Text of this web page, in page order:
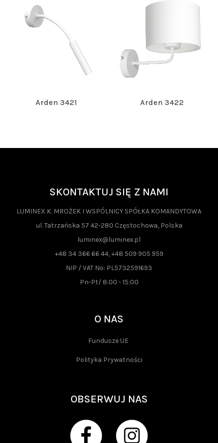
Arden 3421 Arden 3422
SKONTAKTUJ SIĘ Z NAMI
LUMINEX K. MROŻEK I WSPÓLNICY SPÓŁKA KOMANDYTOWA
ul. Tatrzańska 57 42-280 Częstochowa, Polska
luminex@luminex.pl
+48 34 366 66 44, +48 509 905 959
NIP / VAT No: PL5732591693
Pn-Pt/ 8:00 - 15:00
O NAS
Fundusze UE
Polityka Prywatności
OBSERWUJ NAS